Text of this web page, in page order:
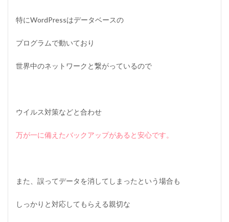
特にWordPressはデータベースの
プログラムで動いており
世界中のネットワークと繋がっているので
ウイルス対策などと合わせ
万が一に備えたバックアップがあると安心です。
また、誤ってデータを消してしまったという場合も
しっかりと対応してもらえる親切な